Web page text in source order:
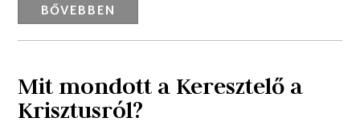
BŐVEBBEN
Mit mondott a Keresztelő a
Krisztusról?